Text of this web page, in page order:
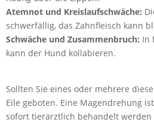
Atemnot und Kreislaufschwäche:
schwerfällig, das Zahnfleisch kann
Schwäche und Zusammenbruch: In
kann der Hund kollabieren.
Sollten Sie eines oder mehrere
Eile geboten. Eine Magendrehung
sofort tierärztlich behandelt werden